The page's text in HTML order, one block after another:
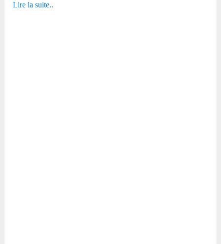
Lire la suite..